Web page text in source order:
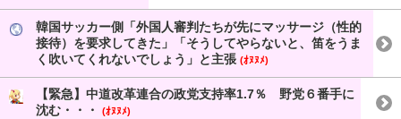
韓国サッカー側「外国人審判たちが先にマッサージ（性的
接待）を要求してきた」「そうしてやらないと、笛をうま
く吹いてくれないでしょう」と主張 (ｵﾇﾇﾒ)
【緊急】中道改革連合の政党支持率1.7％ 野党６番手に
沈む・・・
(ｵﾇﾇﾒ)